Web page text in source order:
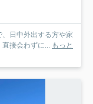
日中外出する方や家
接会わずに...
もっと